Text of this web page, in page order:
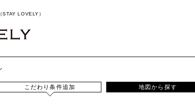
STAY LOVELY）
こだわり条件追加 地図から探す